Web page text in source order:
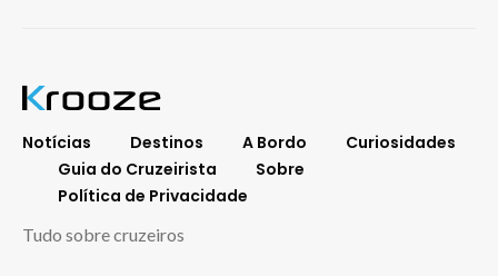
Notícias Destinos A Bordo
Curiosidades
Guia do Cruzeirista
Sobre
Política de Privacidade
Tudo sobre cruzeiros